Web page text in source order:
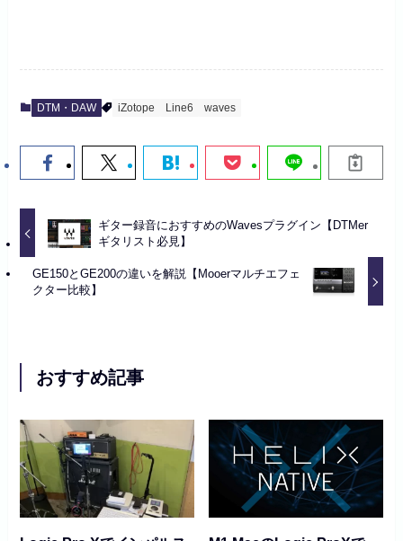
DTM・DAW iZotope Line6 waves
ギター録音におすすめのWavesプラグイン【DTMer
ギタリスト必見】
GE150とGE200の違いを解説【Mooerマルチエフェ
クター比較】
おすすめ記事